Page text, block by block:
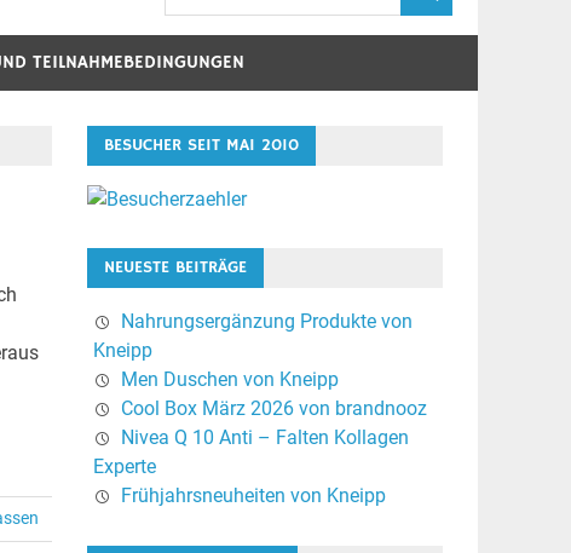
TEILNAHMEBEDINGUNGEN
BESUCHER SEIT MAI 2010
NEUESTE BEITRÄGE
Nahrungsergänzung Produkte von
Kneipp
Men Duschen von Kneipp
Cool Box März 2026 von brandnooz
Nivea Q 10 Anti – Falten Kollagen
Experte
Frühjahrsneuheiten von Kneipp